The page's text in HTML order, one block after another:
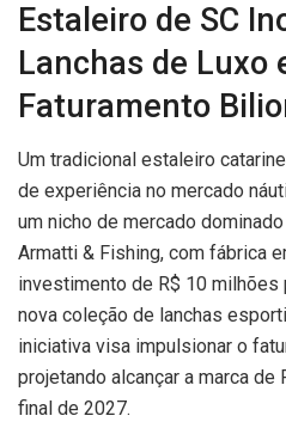
Estaleiro de SC
Lanchas de Luxo
Faturamento
Um tradicional estaleiro
de experiência no mercado
um nicho de mercado
Armatti & Fishing, com fábrica
investimento de R$ 10 milhões
nova coleção de lanchas
iniciativa visa impulsionar o
projetando alcançar a marca de
final de 2027.